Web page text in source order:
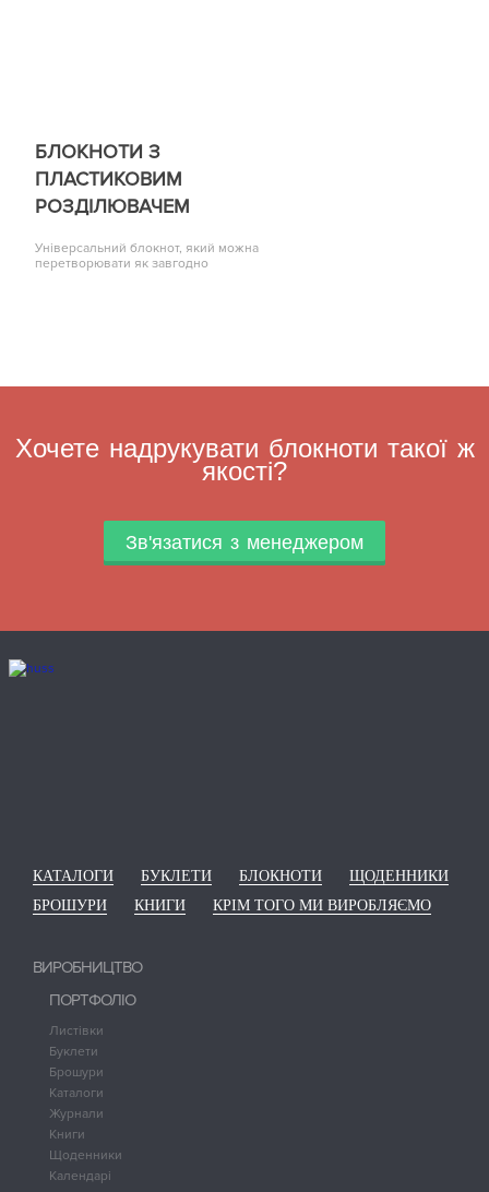
БЛОКНОТИ З
ПЛАСТИКОВИМ
РОЗДІЛЮВАЧЕМ
Універсальний блокнот, який можна
перетворювати як завгодно
Хочете надрукувати блокноти такої ж
якості?
Зв'язатися з менеджером
КАТАЛОГИ БУКЛЕТИ БЛОКНОТИ
ЩОДЕННИКИ
БРОШУРИ
КНИГИ КРІМ ТОГО МИ ВИРОБЛЯЄМО
ВИРОБНИЦТВО
ПОРТФОЛІО
Листівки
Буклети
Брошури
Каталоги
Журнали
Книги
Щоденники
Календарі